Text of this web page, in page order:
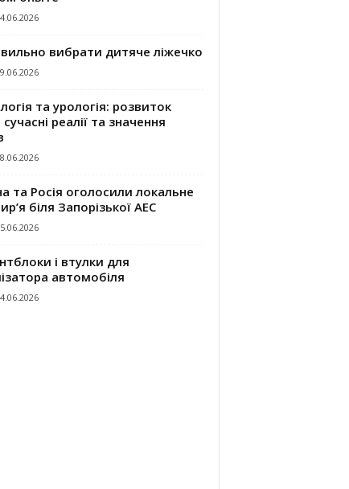
вибрати дитяче ліжечко
та урологія: розвиток
реалії та значення
та Росія оголосили локальне
біля Запорізької АЕС
і втулки для
автомобіля